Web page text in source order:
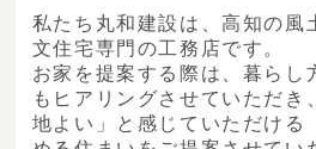
私たち丸和建設は、高知の風
文住宅専門の工務店です。
お家を提案する際は、暮らし
もヒアリングさせていただき
地よい」と感じていただける